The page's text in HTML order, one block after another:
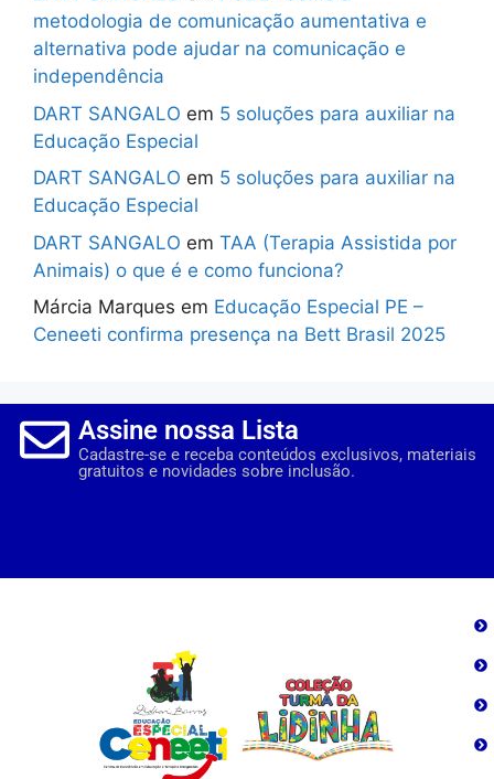
metodologia de comunicação aumentativa e
alternativa pode ajudar na comunicação e
independência
DART SANGALO em 5 soluções para auxiliar na
Educação Especial
DART SANGALO em 5 soluções para auxiliar na
Educação Especial
DART SANGALO em TAA (Terapia Assistida por
Animais) o que é e como funciona?
Márcia Marques em Educação Especial PE –
Ceneeti confirma presença na Bett Brasil 2025
Assine nossa Lista
Cadastre-se e receba conteúdos exclusivos, materiais
gratuitos e novidades sobre inclusão.